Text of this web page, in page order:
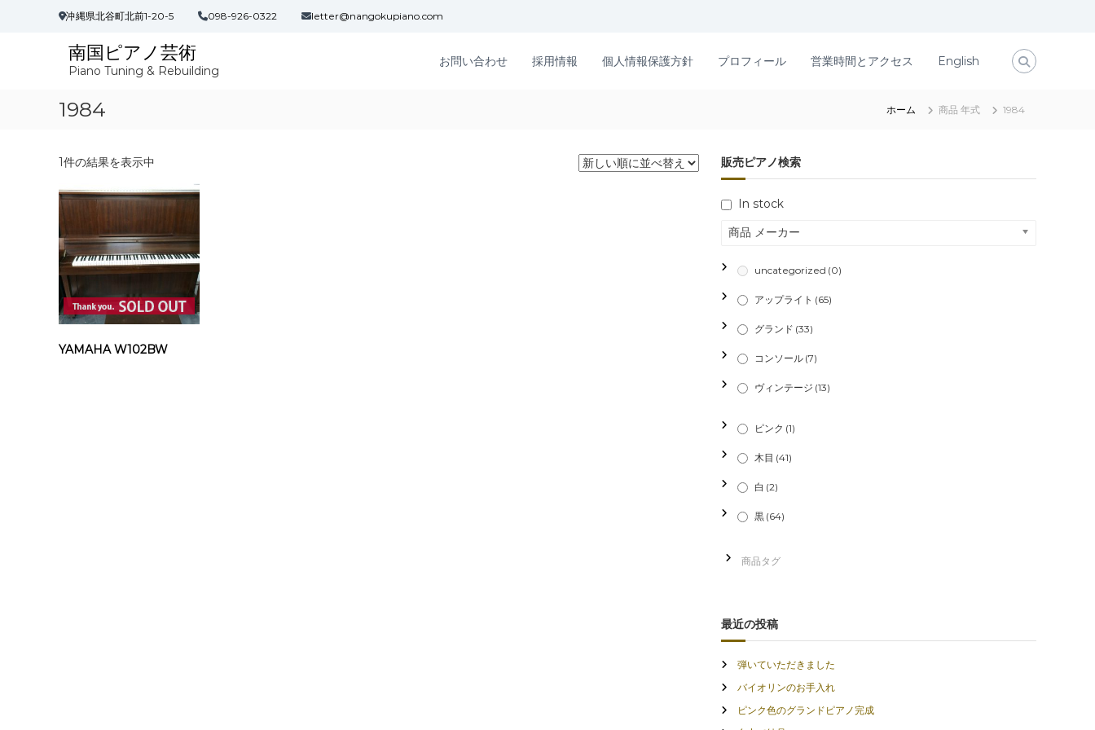
沖縄県北谷町北前1-20-5 098-926-0322 letter@nangokupiano.com
南国ピアノ芸術
Piano Tuning & Rebuilding
お問い合わせ 採用情報 個人情報保護方針 プロフィール 営業時間とアクセス English
1984 ホーム 商品 年式 1984
1件の結果を表示中
YAMAHA W102BW
販売ピアノ検索
In stock
商品 メーカー
uncategorized (0)
アップライト (65)
グランド (33)
コンソール (7)
ヴィンテージ (13)
ピンク (1)
木目 (41)
白 (2)
黒 (64)
最近の投稿
弾いていただきました
バイオリンのお手入れ
ピンク色のグランドピアノ完成